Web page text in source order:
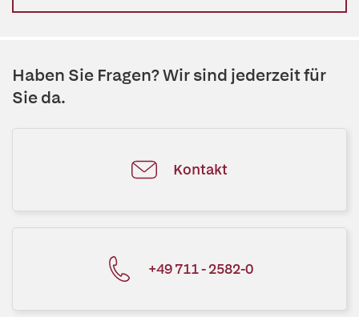
Haben Sie Fragen? Wir sind jederzeit für
Sie da.
Kontakt
+49 711 - 2582-0